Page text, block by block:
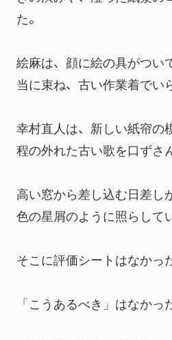
た。
絵麻は、顔に絵の具がつい
当に束ね、古い作業着でい
幸村直人は、新しい紙帘の
程の外れた古い歌を口ずさ
高い窓から差し込む日差し
色の星屑のように照らして
そこに評価シートはなかっ
「こうあるべき」はなかっ